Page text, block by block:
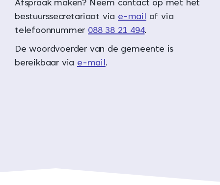
Afspraak maken? Neem contact op met het
bestuurssecretariaat via e-mail of via
telefoonnummer 088 38 21 494.
De woordvoerder van de gemeente is
bereikbaar via e-mail.